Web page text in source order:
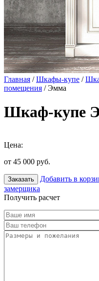
Главная /Шкафы-купе /
помещения / Эмма
Шкаф-купе
Цена:
от 45 000 руб.
Заказать Добавить в
замерщика
Получить расчет